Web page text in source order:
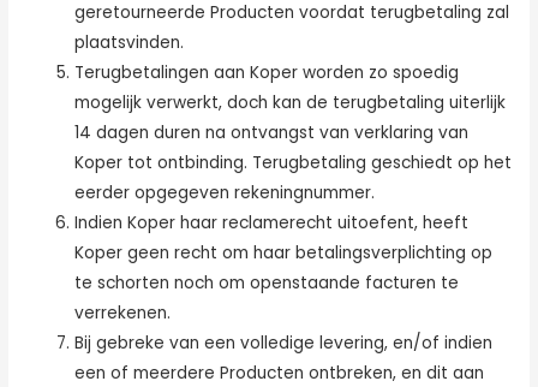
geretourneerde Producten voordat terugbetaling zal
plaatsvinden.
Terugbetalingen aan Koper worden zo spoedig
mogelijk verwerkt, doch kan de terugbetaling uiterlijk
14 dagen duren na ontvangst van verklaring van
Koper tot ontbinding. Terugbetaling geschiedt op het
eerder opgegeven rekeningnummer.
Indien Koper haar reclamerecht uitoefent, heeft
Koper geen recht om haar betalingsverplichting op
te schorten noch om openstaande facturen te
verrekenen.
Bij gebreke van een volledige levering, en/of indien
een of meerdere Producten ontbreken, en dit aan